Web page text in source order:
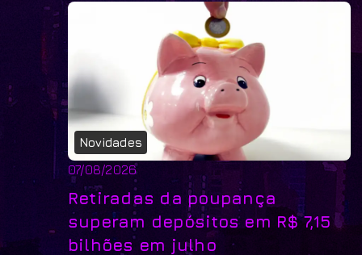
Novidades
07/08/2026
Retiradas da poupança
superam depósitos em R$ 7,15
bilhões em julho